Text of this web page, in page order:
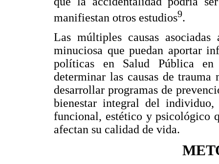
manifiestan otros estudios9.
Las múltiples causas
minuciosa que puedan aportar
políticas en Salud Pública en
determinar las causas de
desarrollar programas de
bienestar integral del individuo,
funcional, estético y psicológico
afectan su calidad de vida.